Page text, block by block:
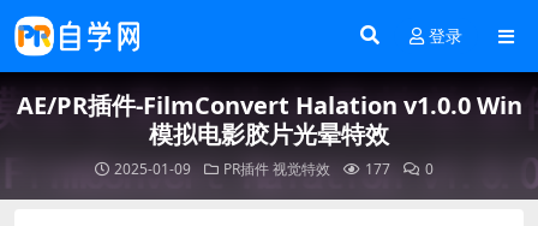
登录
AE/PR插件-FilmConvert Halation v1.0.0 Win
模拟电影胶片光晕特效
2025-01-09 PR插件视觉特效 177 0